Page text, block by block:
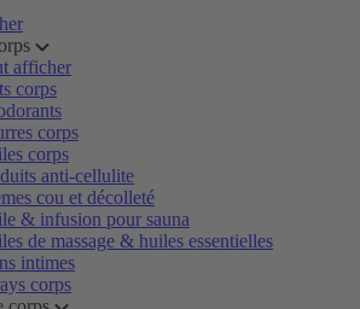
afficher
corps
corps
corps
anti-cellulite
cou et décolleté
& infusion pour sauna
de massage & huiles essentielles
intimes
corps